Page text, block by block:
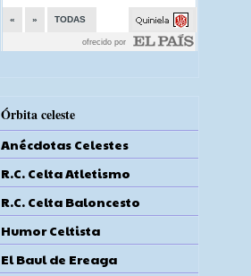
Órbita celeste
Anécdotas Celestes
R.C. Celta Atletismo
R.C. Celta Baloncesto
Humor Celtista
El Baul de Ereaga